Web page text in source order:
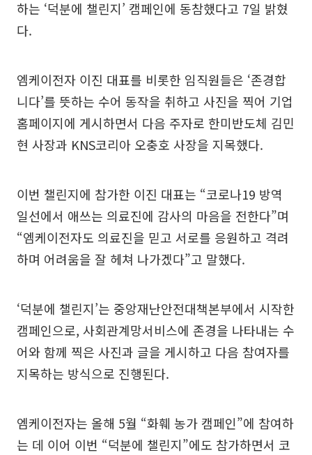
하는 ‘덕분에 챌린지’ 캠페인에 동참했다고 7일 밝혔
다.
엠케이전자 이진 대표를 비롯한 임직원들은 ‘존경합
니다’를 뜻하는 수어 동작을 취하고 사진을 찍어 기업
홈페이지에 게시하면서 다음 주자로 한미반도체 김민
현 사장과 KNS코리아 오충호 사장을 지목했다.
이번 챌린지에 참가한 이진 대표는 “코로나19 방역
일선에서 애쓰는 의료진에 감사의 마음을 전한다”며
“엠케이전자도 의료진을 믿고 서로를 응원하고 격려
하며 어려움을 잘 헤쳐 나가겠다”고 말했다.
‘덕분에 챌린지’는 중앙재난안전대책본부에서 시작한
캠페인으로, 사회관계망서비스에 존경을 나타내는 수
어와 함께 찍은 사진과 글을 게시하고 다음 참여자를
지목하는 방식으로 진행된다.
엠케이전자는 올해 5월 “화훼 농가 캠페인”에 참여하
는 데 이어 이번 “덕분에 챌린지”에도 참가하면서 코